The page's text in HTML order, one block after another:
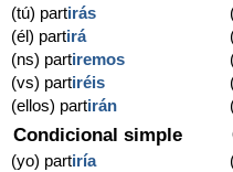
(tú) partirás
(él) partirá
(ns) partiremos
(vs) partiréis
(ellos) partirán
Condicional simple
(yo) partiría